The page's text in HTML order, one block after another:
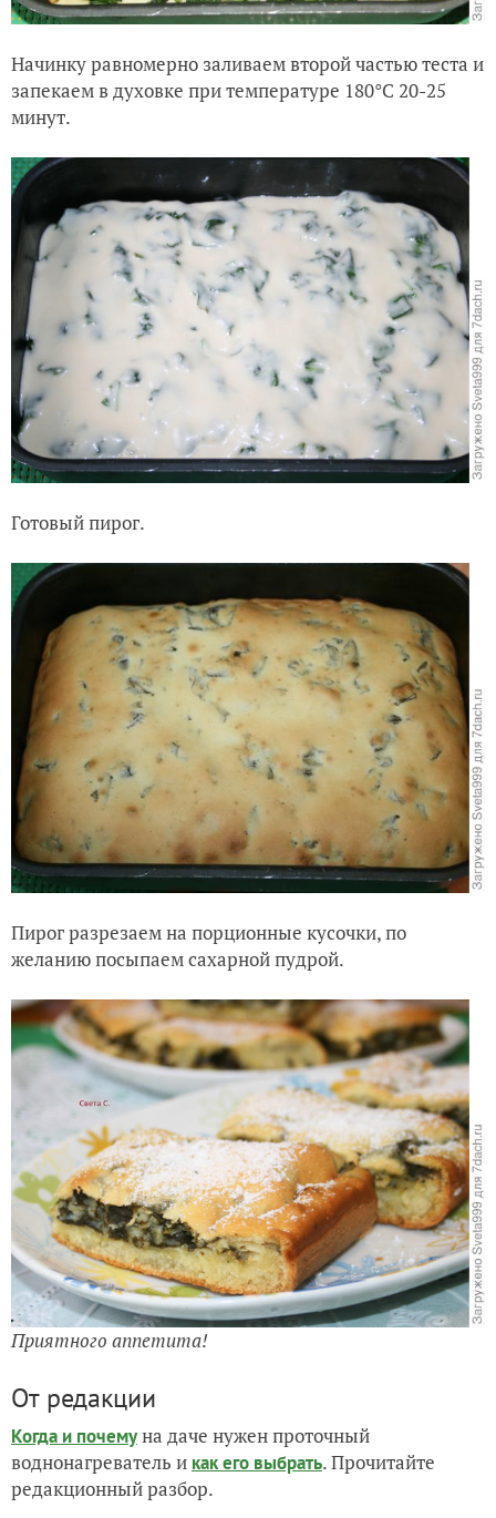
Начинку равномерно заливаем второй частью теста и
запекаем в духовке при температуре 180°C 20-25
минут.
Готовый пирог.
Пирог разрезаем на порционные кусочки, по
желанию посыпаем сахарной пудрой.
Приятного аппетита!
От редакции
Когда и почемуна даче нужен проточный
воднонагреватель и как его выбрать. Прочитайте
редакционный разбор.